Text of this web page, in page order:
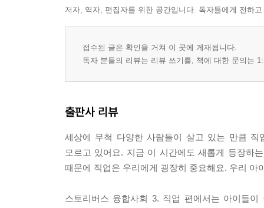
저자, 역자, 편집자를 위한 공간입니다. 독자들에게 전하
접수된 글은 확인을 거쳐 이 곳에 게재됩니다.
독자 분들의 리뷰는 리뷰 쓰기를, 책에 대한 문의는
출판사 리뷰
세상에 무척 다양한 사람들이 살고 있는 만큼
모르고 있어요. 지금 이 시간에도 새롭게 등장하
때문에 직업은 우리에게 굉장히 중요해요. 우리
스토리버스 융합사회 3. 직업 편에서는 아이들